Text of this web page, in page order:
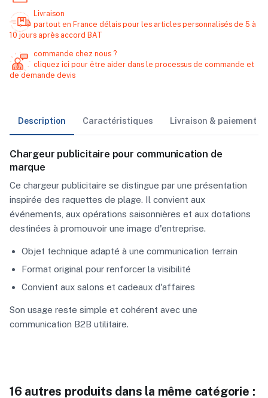
Livraison
partout en France délais pour les articles personnalisés de 5 à
10 jours après accord BAT
commande chez nous ?
cliquez ici pour être aider dans le processus de commande et
de demande devis
Description Caractéristiques Livraison & paiement
Chargeur publicitaire pour communication de
marque
Ce chargeur publicitaire se distingue par une présentation
inspirée des raquettes de plage. Il convient aux
événements, aux opérations saisonnières et aux dotations
destinées à promouvoir une image d'entreprise.
Objet technique adapté à une communication terrain
Format original pour renforcer la visibilité
Convient aux salons et cadeaux d'affaires
Son usage reste simple et cohérent avec une
communication B2B utilitaire.
16 autres produits dans la même catégorie :